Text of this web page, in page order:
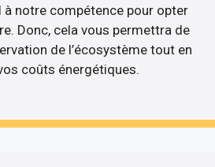
à notre compétence pour opter
Donc, cela vous permettra de
de l’écosystème tout en
coûts énergétiques.